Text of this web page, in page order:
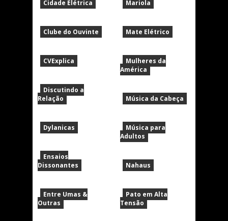
Cidade Elétrica
Clube do Ouvinte
CVExplica
Discutindo a
Relação
Dylanicas
Ensaios
Dissonantes
Entre Umas &
Outras
Mariola
Mate Elétrico
Mulheres da
América
Música da Cabeça
Música para
Adultos
Nahaus
Pato em Alta
Tensão